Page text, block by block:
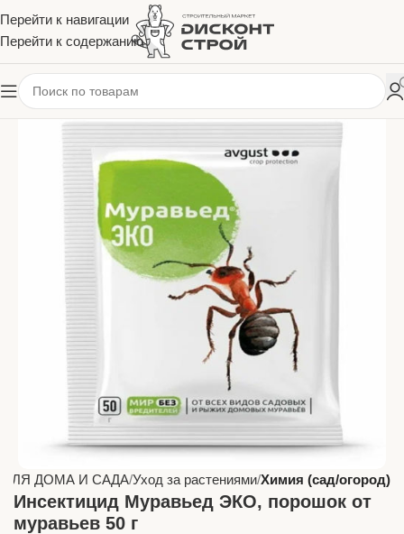
Перейти к навигации
Перейти к содержанию
ДОМА И САДА Уход за растениями Химия (сад/огород)
Инсектицид Муравьед ЭКО, порошок от
муравьев 50 г